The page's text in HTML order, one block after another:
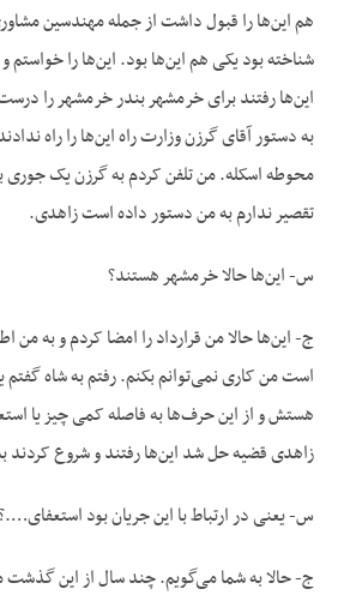
هم این‌ها را قبول داشت از جمله مهندسین
شناخته بود یکی هم این‌ها بود. این‌ها را خواستم و
این‌ها رفتند برای خرمشهر بندر خرمشهر را
به دستور آقای گرزن وزارت راه این‌ها را راه
محوطه اسکله. من تلفن کردم به گرزن یک جوری
تقصیر ندارم به من دستور داده است زاهدی.
س- این‌ها حالا خرمشهر هستند؟
ج- این‌ها حالا من قرارداد را امضا کردم و به من
است من کاری نمی‌توانم بکنم. رفتم به شاه
هستش و از این حرف‌ها به فاصله کمی چیز یا
زاهدی قضیه حل شد این‌ها رفتند و شروع کردند
س- یعنی در ارتباط با این جریان بود
ج- حالا به شما می‌گویم. چند سال از این گذشت